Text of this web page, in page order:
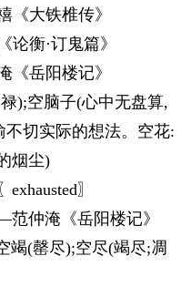
大铁椎传》
衡·订鬼篇》
岳阳楼记》
);空脑子(心中无盘算,
切实际的想法。空花:
烟尘)
〗
仲淹《岳阳楼记》
竭(罄尽);空尽(竭尽;凋